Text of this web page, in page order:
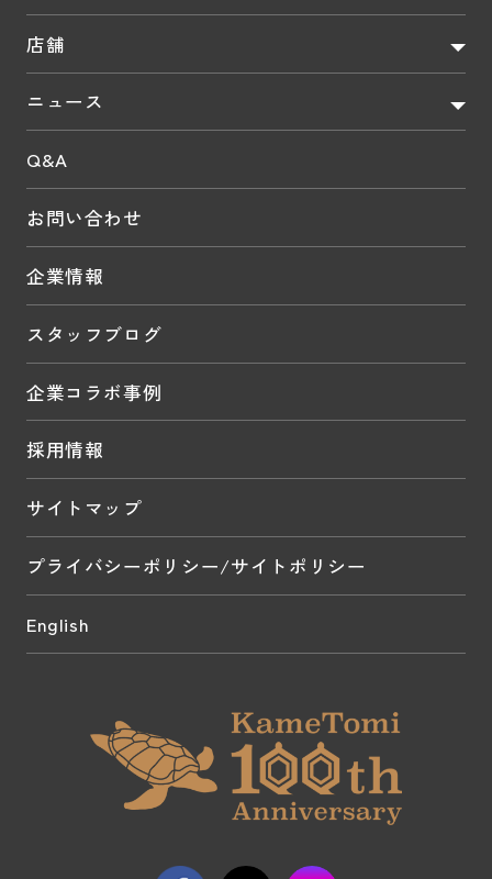
店舗
ニュース
Q&A
お問い合わせ
企業情報
スタッフブログ
企業コラボ事例
採用情報
サイトマップ
プライバシーポリシー/サイトポリシー
English